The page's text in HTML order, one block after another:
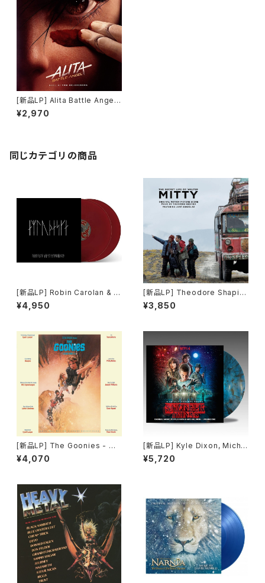
[新品LP] Alita Battle Angel /
アリータ: バトル・エンジェル
¥2,970
同じカテゴリの商品
[新品LP] Robin Carolan & S
ebastian Gainsborough - T
he Northman (Original Moti
¥4,950
[新品LP] Theodore Shapiro
Featuring Jose Gonzalez -
The Secret Life Of Walter
¥3,850
[新品LP] The Goonies - Ori
ginal Motion Picture Sound
track / 「グーニーズ」
¥4,070
[新品LP] Kyle Dixon, Micha
el Stein ? Stranger Things
- Volume One (A Netflix Or
¥5,720